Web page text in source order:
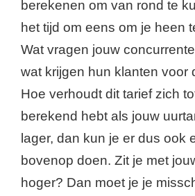
berekenen om van rond te
het tijd om eens om je heen
Wat vragen jouw
wat krijgen hun klanten voor
Hoe verhoudt dit tarief zich
berekend hebt als jouw
lager, dan kun je er dus ook
bovenop doen. Zit je met
hoger? Dan moet je je